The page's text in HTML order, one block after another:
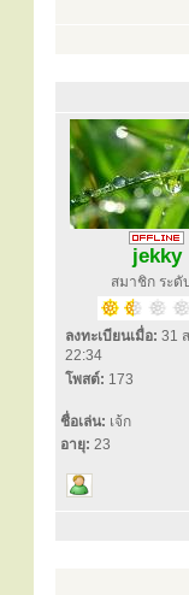
jekky
สมาชิก ระดั
ลงทะเบียนเมื่อ: 31
22:34
โพสต์: 173
ชื่อเล่น: เจ้ก
อายุ: 23